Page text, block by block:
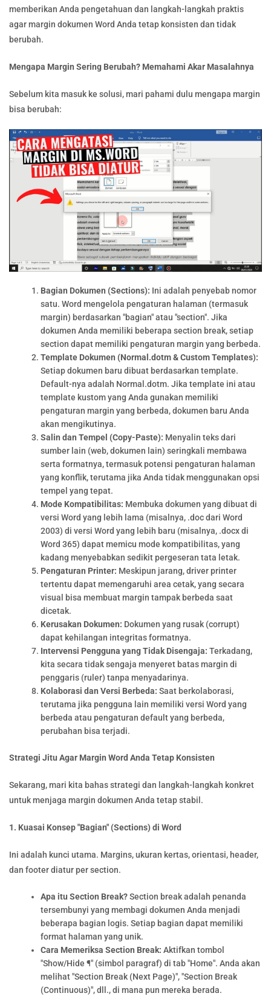
memberikan Anda pengetahuan dan langkah-langkah praktis
agar margin dokumen Word Anda tetap konsisten dan tidak
berubah.
Mengapa Margin Sering Berubah? Memahami Akar Masalahnya
Sebelum kita masuk ke solusi, mari pahami dulu mengapa margin
bisa berubah:
Bagian Dokumen (Sections): Ini adalah penyebab nomor
satu. Word mengelola pengaturan halaman (termasuk
margin) berdasarkan "bagian" atau "section". Jika
dokumen Anda memiliki beberapa section break, setiap
section dapat memiliki pengaturan margin yang berbeda.
Template Dokumen (Normal.dotm & Custom Templates):
Setiap dokumen baru dibuat berdasarkan template.
Default-nya adalah Normal.dotm. Jika template ini atau
template kustom yang Anda gunakan memiliki
pengaturan margin yang berbeda, dokumen baru Anda
akan mengikutinya.
Salin dan Tempel (Copy-Paste): Menyalin teks dari
sumber lain (web, dokumen lain) seringkali membawa
serta formatnya, termasuk potensi pengaturan halaman
yang konflik, terutama jika Anda tidak menggunakan opsi
tempel yang tepat.
Mode Kompatibilitas: Membuka dokumen yang dibuat di
versi Word yang lebih lama (misalnya, .doc dari Word
2003) di versi Word yang lebih baru (misalnya, .docx di
Word 365) dapat memicu mode kompatibilitas, yang
kadang menyebabkan sedikit pergeseran tata letak.
Pengaturan Printer: Meskipun jarang, driver printer
tertentu dapat memengaruhi area cetak, yang secara
visual bisa membuat margin tampak berbeda saat
dicetak.
Kerusakan Dokumen: Dokumen yang rusak (corrupt)
dapat kehilangan integritas formatnya.
Intervensi Pengguna yang Tidak Disengaja: Terkadang,
kita secara tidak sengaja menyeret batas margin di
penggaris (ruler) tanpa menyadarinya.
Kolaborasi dan Versi Berbeda: Saat berkolaborasi,
terutama jika pengguna lain memiliki versi Word yang
berbeda atau pengaturan default yang berbeda,
perubahan bisa terjadi.
Strategi Jitu Agar Margin Word Anda Tetap Konsisten
Sekarang, mari kita bahas strategi dan langkah-langkah konkret
untuk menjaga margin dokumen Anda tetap stabil.
1. Kuasai Konsep "Bagian" (Sections) di Word
Ini adalah kunci utama. Margins, ukuran kertas, orientasi, header,
dan footer diatur per section.
Apa itu Section Break?Section break adalah penanda
tersembunyi yang membagi dokumen Anda menjadi
beberapa bagian logis. Setiap bagian dapat memiliki
format halaman yang unik.
Cara Memeriksa Section Break: Aktifkan tombol
"Show/Hide ¶" (simbol paragraf) di tab "Home". Anda akan
melihat "Section Break (Next Page)", "Section Break
(Continuous)", dll., di mana pun mereka berada.